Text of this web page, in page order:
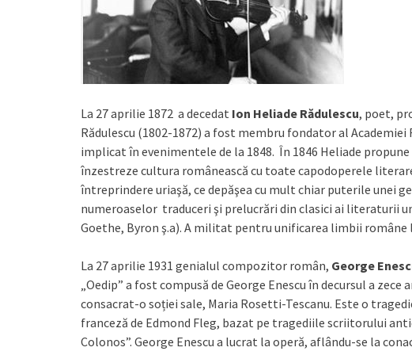
La 27 aprilie 1872 a decedat Ion Heliade Rădulescu, poet,
Rădulescu (1802-1872) a fost membru fondator al
implicat în evenimentele de la 1848. În 1846 Heliade
înzestreze cultura românească cu toate capodoperele
întreprindere uriaşă, ce depăşea cu mult chiar puterile unei
numeroaselor traduceri şi prelucrări din clasici ai literaturii
Goethe, Byron ş.a). A militat pentru unificarea limbii române
La 27 aprilie 1931 genialul compozitor român, George
„Oedip” a fost compusă de George Enescu în decursul a
consacrat-o soției sale, Maria Rosetti-Tescanu. Este o
franceză de Edmond Fleg, bazat pe tragediile scriitorului
Colonos”. George Enescu a lucrat la operă, aflându-se la